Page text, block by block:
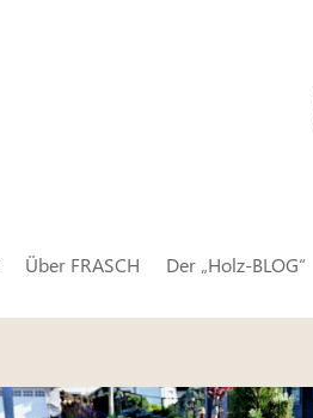
Über FRASCH Der „Holz-BLOG“